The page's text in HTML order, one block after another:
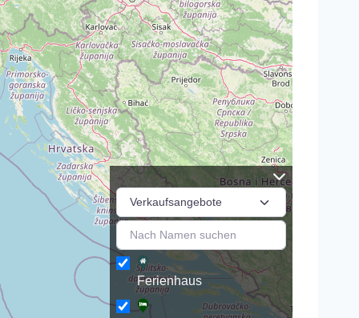
Ferienhaus